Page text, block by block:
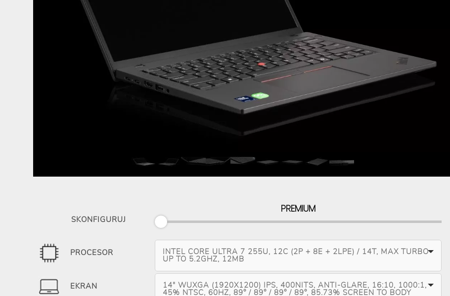
SKONFIGURUJ
PREMIUM
PROCESOR INTEL CORE ULTRA 7 255U, 12C (2P + 8E + 2LPE) / 14T, MAX TURBO
UP TO 5.2GHZ, 12MB
EKRAN 14" WUXGA (1920X1200) IPS, 400NITS, ANTI-GLARE, 16:10, 1000:1,
45% NTSC, 60HZ, 89° / 89° / 89° / 89°, 85.73% SCREEN TO BODY